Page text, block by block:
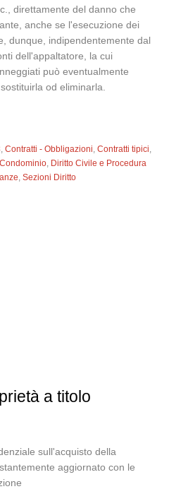
direttamente del danno che
anche se l'esecuzione dei
dunque, indipendentemente dal
dell'appaltatore, la cui
può eventualmente
od eliminarla.
,Contratti - Obbligazioni,Contratti tipici,
, Diritto Civile e Procedura
,Sezioni Diritto
a titolo
sull'acquisto della
aggiornato con le